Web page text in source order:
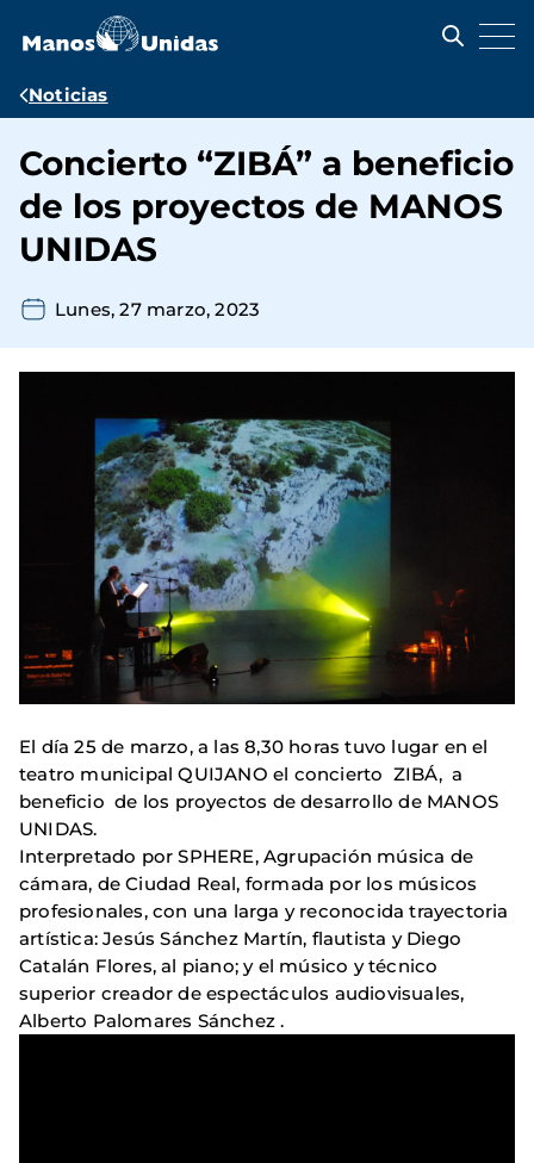
contenido
Ruta
navegación
Noticias
Concierto “ZIBÁ” a beneficio
de los proyectos de MANOS
UNIDAS
Lunes, 27 marzo, 2023
El día 25 de marzo, a las 8,30 horas tuvo lugar en el
teatro municipal QUIJANO el concierto ZIBÁ, a
beneficio de los proyectos de desarrollo de MANOS
UNIDAS.
Interpretado por SPHERE, Agrupación música de
cámara, de Ciudad Real, formada por los músicos
profesionales, con una larga y reconocida trayectoria
artística: Jesús Sánchez Martín, flautista y Diego
Catalán Flores, al piano; y el músico y técnico
superior creador de espectáculos audiovisuales,
Alberto Palomares Sánchez .